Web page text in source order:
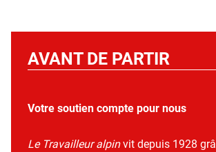
AVANT DE PARTIR
Votre soutien compte pour nous
Le Travailleur alpinvit depuis 1928